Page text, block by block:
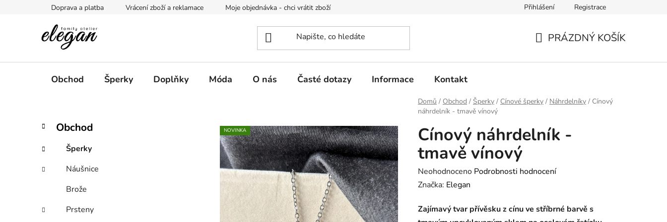
Doprava a platba Vrácení zboží a reklamace Moje objednávka - chci vrátit zboží Podmínky ochrany osobních údajů Ověřování recenzí
Přihlášení Registrace
PRÁZDNÝ KOŠÍK
Obchod Šperky Doplňky Móda O nás Časté dotazy Informace Kontakt
Domů / Obchod / Šperky / Cínové šperky / Náhrdelníky / Cínový
náhrdelník - tmavě vínový
P
s
r
n
Přeskočit
kategorie
K
a
e
g
o
e
Obchod
Šperky
Náušnice
Brože
Prsteny
Cínový náhrdelník -
tmavě vínový
Průměrné
hodnocení
je
Neohodnoceno Podrobnosti hodnocení
Značka: Elegan
Zajímavý tvar přívěsku z cínu ve stříbrné barvě s
NOVINKA